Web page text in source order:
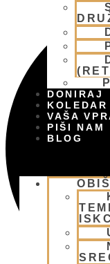
DONIRAJ
KOLEDAR
VAŠA
PIŠI NAM
BLOG